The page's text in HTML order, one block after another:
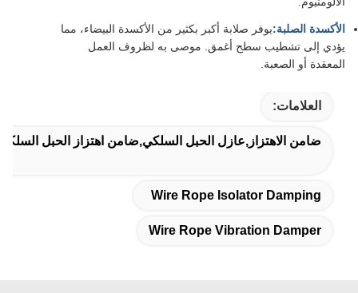
الأكسدة الصلبة:يوفر صلابة أكبر بكثير من الأكسدة البيضاء، مما
يؤدي إلى تشطيب سطح أغمق. موصى به لظروف العمل
المعقدة أو الصعبة.
العلامات:
ضامن الاهتزاز,عازل الحبل السلكي,ضامن اهتزاز الحبل السلكي
Wire Rope Isolator Damping
Wire Rope Vibration Damper